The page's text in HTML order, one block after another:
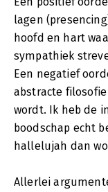
lagen
hoofd en hart
sympathiek
Een negatief
abstracte
wordt. Ik heb de
boodschap echt
hallelujah dan
Allerlei